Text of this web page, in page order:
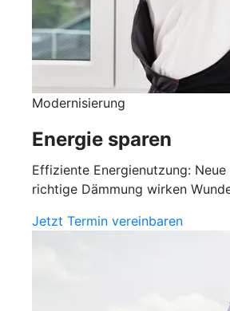
Modernisierung
Energie sparen
Effiziente Energienutzung:
richtige Dämmung wirken
Jetzt Termin vereinbaren